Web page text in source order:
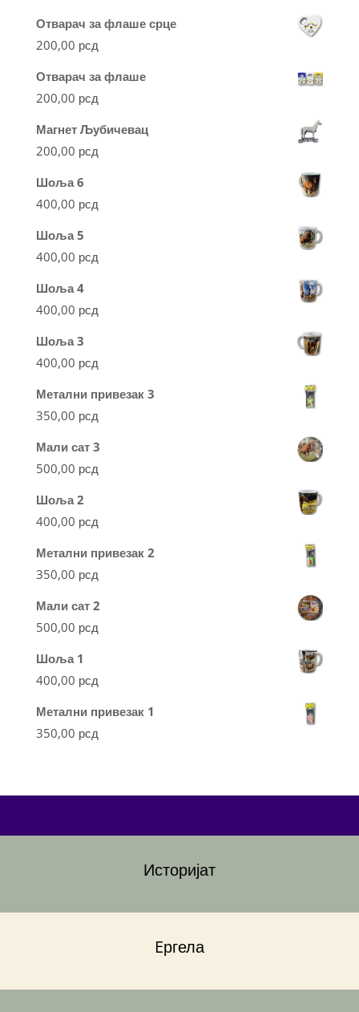
Отварач за флаше срце
200,00 рсд
Отварач за флаше
200,00 рсд
Магнет Љубичевац
200,00 рсд
Шоља 6
400,00 рсд
Шоља 5
400,00 рсд
Шоља 4
400,00 рсд
Шоља 3
400,00 рсд
Метални привезак 3
350,00 рсд
Мали сат 3
500,00 рсд
Шоља 2
400,00 рсд
Метални привезак 2
350,00 рсд
Мали сат 2
500,00 рсд
Шоља 1
400,00 рсд
Метални привезак 1
350,00 рсд
Историјат
Eргела